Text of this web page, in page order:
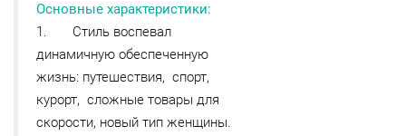
Основные характеристики:
1. Стиль воспевал
динамичную обеспеченную
жизнь: путешествия, спорт,
курорт, сложные товары для
скорости, новый тип женщины.